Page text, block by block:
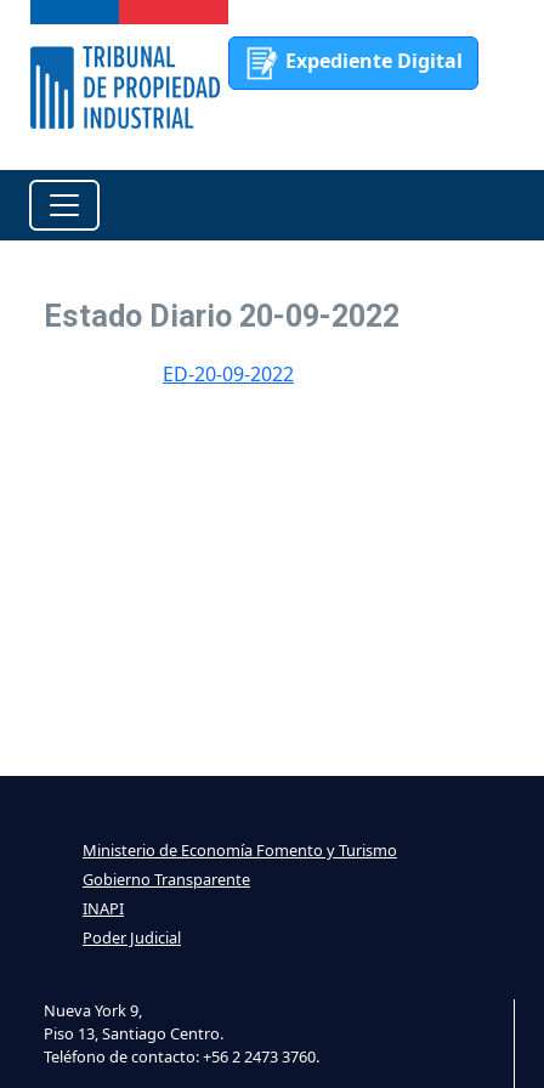
Expediente Digital
Estado Diario 20-09-2022
ED-20-09-2022
Nueva York 9,
Piso 13, Santiago Centro.
Teléfono de contacto: +56 2 2473 3760.
Ministerio de Economía Fomento y Turismo
Gobierno Transparente
INAPI
Poder Judicial